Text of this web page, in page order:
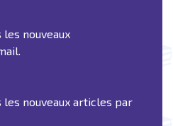
nouveaux
nouveaux articles par